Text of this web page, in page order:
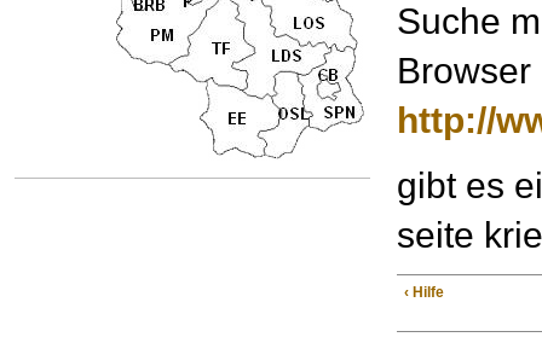
Suche
Browser
http://
gibt es
seite
‹ Hilfe